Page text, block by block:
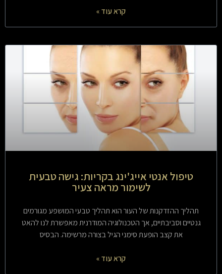
קרא עוד »
טיפול אנטי אייג'ינג בקריות: גישה טבעית
לשימור מראה צעיר
תהליך ההזדקנות של העור הוא תהליך טבעי המושפע מגורמים
גנטיים וסביבתיים, אך הטכנולוגיה המודרנית מאפשרת לנו להאט
את קצב הופעת סימני הגיל בצורה מרשימה. הבסיס
קרא עוד »